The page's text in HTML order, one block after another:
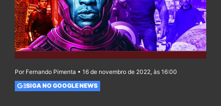
Por Fernando Pimenta • 16 de novembro de 2022, às 16:00
SIGA NO GOOGLE NEWS